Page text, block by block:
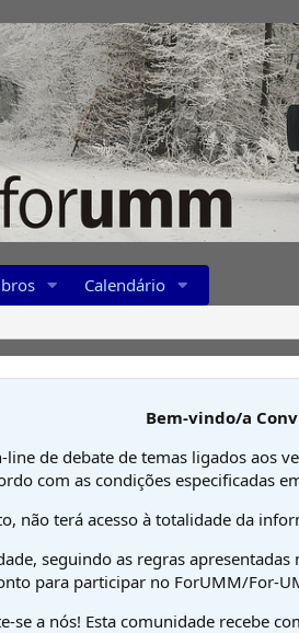
Calendário
Bem-vindo/a
de debate de temas ligados aos
com as condições especificadas
não terá acesso à totalidade da
seguindo as regras
para participar no ForUMM/For-
se a nós! Esta comunidade recebe